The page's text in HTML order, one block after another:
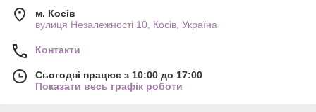
м. Косів
вулиця Незалежності 10, Косів, Україна
Контакти
Сьогодні працює з 10:00 до 17:00
Показати весь графік роботи